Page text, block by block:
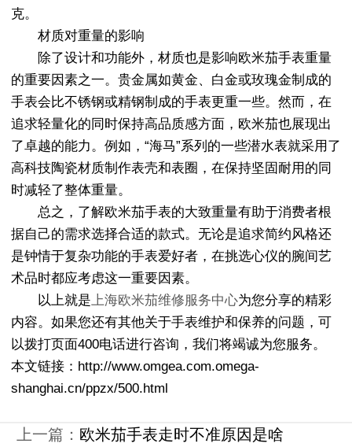
克。
材质对重量的影响
除了设计和功能外，材质也是影响欧米茄手表重量
的重要因素之一。贵金属如黄金、白金或玫瑰金制成的
手表会比不锈钢或精钢制成的手表更重一些。然而，在
追求轻量化的同时保持高品质感方面，欧米茄也展现出
了卓越的能力。例如，“海马”系列的一些潜水表就采用了
高科技陶瓷材质制作表壳和表圈，在保持坚固耐用的同
时减轻了整体重量。
总之，了解欧米茄手表的大致重量有助于消费者根
据自己的需求选择合适的款式。无论是追求简约风格还
是钟情于复杂功能的手表爱好者，在挑选心仪的腕间艺
术品时都应考虑这一重要因素。
以上就是上海欧米茄维修服务中心为您分享的精彩
内容。如果您还有其他关于手表维护和保养的问题，可
以拨打页面400电话进行咨询，我们将竭诚为您服务。
本文链接：http://www.omgea.com.omega-
shanghai.cn/ppzx/500.html
上一篇： 欧米茄手表走时不准原因是啥